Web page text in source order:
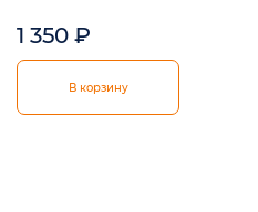
1 350 ₽
В корзину